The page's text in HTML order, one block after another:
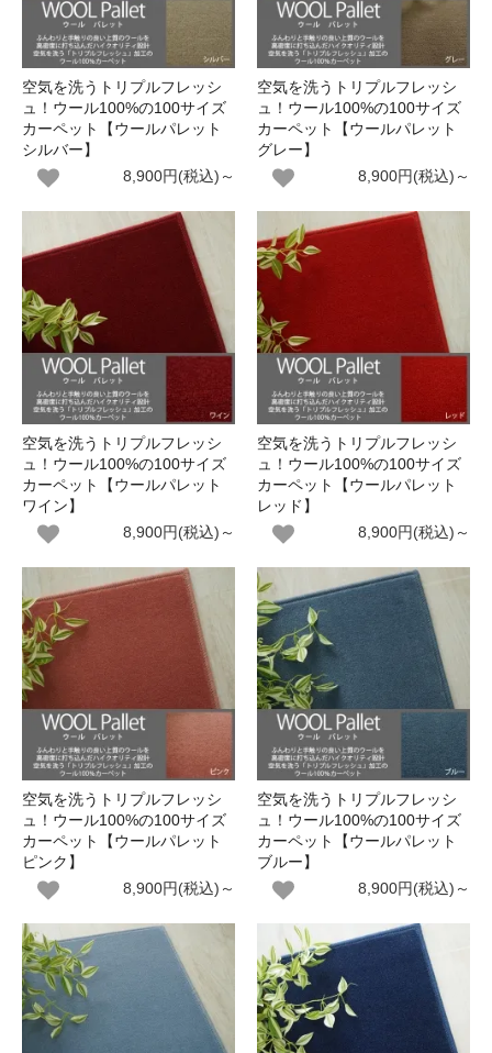
空気を洗うトリプルフレッシ
ュ！ウール100%の100サイズ
カーペット【ウールパレット
シルバー】
8,900円(税込)～
空気を洗うトリプルフレッシ
ュ！ウール100%の100サイズ
カーペット【ウールパレット
グレー】
8,900円(税込)～
空気を洗うトリプルフレッシ
ュ！ウール100%の100サイズ
カーペット【ウールパレット
ワイン】
8,900円(税込)～
空気を洗うトリプルフレッシ
ュ！ウール100%の100サイズ
カーペット【ウールパレット
レッド】
8,900円(税込)～
空気を洗うトリプルフレッシ
ュ！ウール100%の100サイズ
カーペット【ウールパレット
ピンク】
8,900円(税込)～
空気を洗うトリプルフレッシ
ュ！ウール100%の100サイズ
カーペット【ウールパレット
ブルー】
8,900円(税込)～